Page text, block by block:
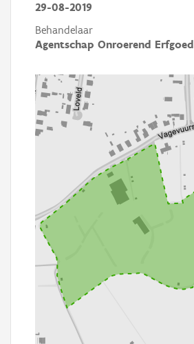
29-08-2019
Behandelaar
Agentschap Onroerend Erfgoed